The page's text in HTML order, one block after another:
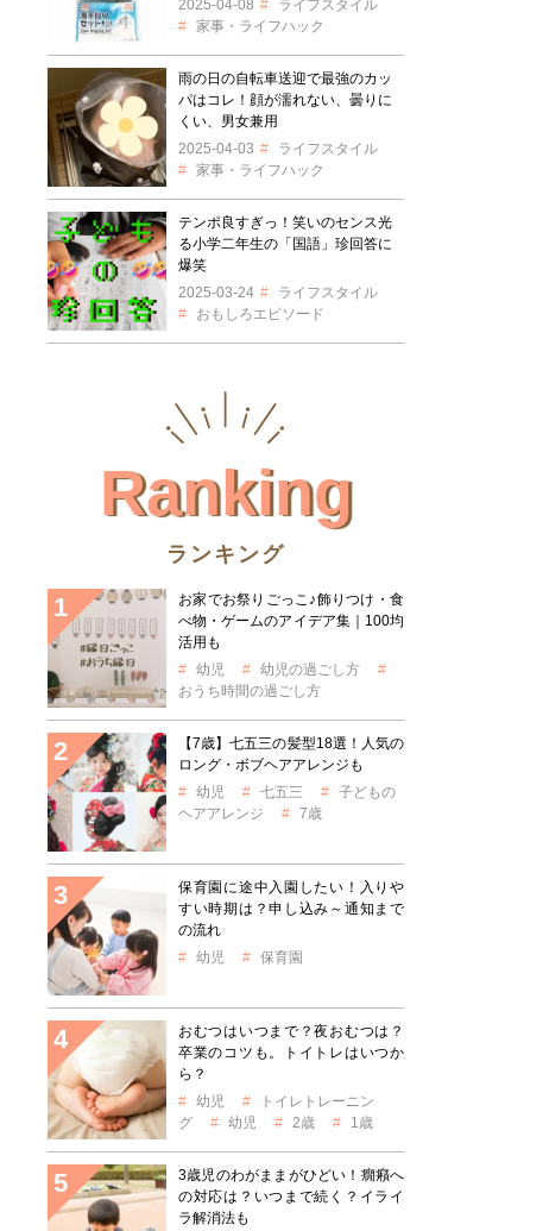
2025-04-08
ライフスタイル
家事・ライフハック
雨の日の自転車送迎で最強のカッ
パはコレ！顔が濡れない、曇りに
くい、男女兼用
2025-04-03
ライフスタイル
家事・ライフハック
テンポ良すぎっ！笑いのセンス光
る小学二年生の「国語」珍回答に
爆笑
2025-03-24
ライフスタイル
おもしろエピソード
Ranking
ランキング
お家でお祭りごっこ♪飾りつけ・食
べ物・ゲームのアイデア集｜100均
活用も
幼児
幼児の過ごし方
おうち時間の過ごし方
【7歳】七五三の髪型18選！人気の
ロング・ボブヘアアレンジも
幼児
七五三
子どもの
ヘアアレンジ
7歳
保育園に途中入園したい！入りや
すい時期は？申し込み～通知まで
の流れ
幼児
保育園
おむつはいつまで？夜おむつは？
卒業のコツも。トイトレはいつか
ら？
幼児
トイレトレーニン
グ
幼児 2歳 1歳
3歳児のわがままがひどい！癇癪へ
の対応は？いつまで続く？イライ
ラ解消法も